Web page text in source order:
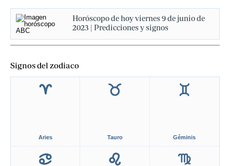
Horóscopo de hoy viernes 9 de junio de
2023 | Predicciones y signos
Signos del zodiaco
Aries Tauro Géminis